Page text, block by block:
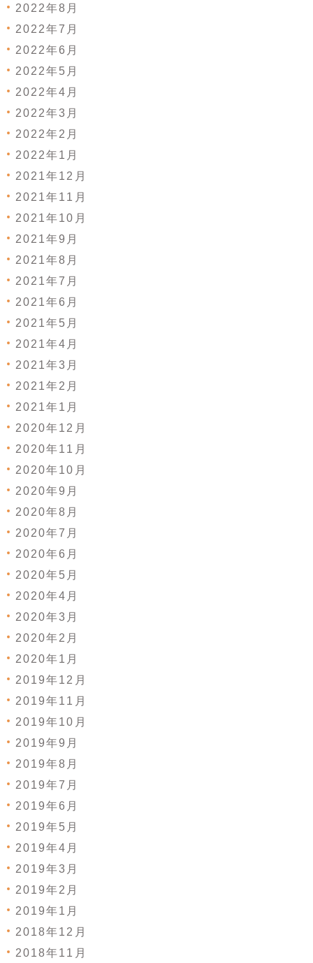
2022年8月
2022年7月
2022年6月
2022年5月
2022年4月
2022年3月
2022年2月
2022年1月
2021年12月
2021年11月
2021年10月
2021年9月
2021年8月
2021年7月
2021年6月
2021年5月
2021年4月
2021年3月
2021年2月
2021年1月
2020年12月
2020年11月
2020年10月
2020年9月
2020年8月
2020年7月
2020年6月
2020年5月
2020年4月
2020年3月
2020年2月
2020年1月
2019年12月
2019年11月
2019年10月
2019年9月
2019年8月
2019年7月
2019年6月
2019年5月
2019年4月
2019年3月
2019年2月
2019年1月
2018年12月
2018年11月